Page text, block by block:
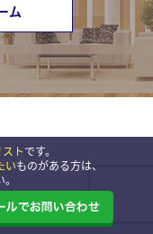
ム
トです。
いものがある方は、